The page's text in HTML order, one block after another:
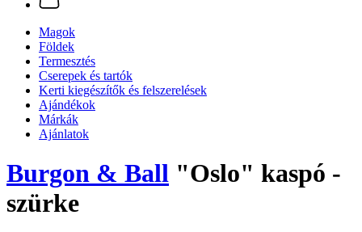
Magok
Földek
Termesztés
Cserepek és tartók
Kerti kiegészítők és felszerelések
Ajándékok
Márkák
Ajánlatok
Burgon & Ball "Oslo" kaspó -
szürke